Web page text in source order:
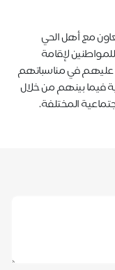
مع أهل الحي
لإقامة
عليهم في مناسباتهم
فيما بينهم من خلال
المختلفة.